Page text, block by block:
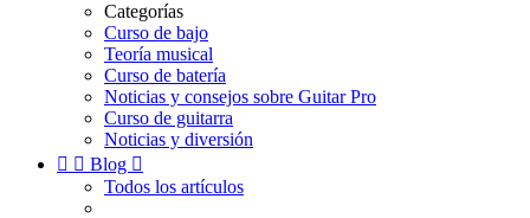
Categorías
Curso de bajo
Teoría musical
Curso de batería
Noticias y consejos sobre Guitar Pro
Curso de guitarra
Noticias y diversión
  Blog 
Todos los artículos